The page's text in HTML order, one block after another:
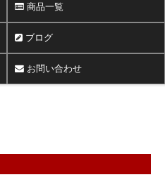
商品一覧
ブログ
お問い合わせ